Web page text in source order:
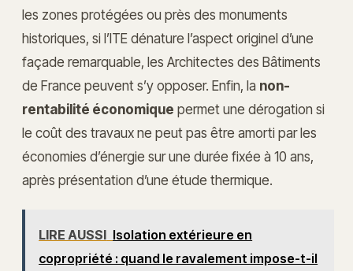
les zones protégées ou près des monuments
historiques, si l’ITE dénature l’aspect originel d’une
façade remarquable, les Architectes des Bâtiments
de France peuvent s’y opposer. Enfin, la non-
rentabilité économique permet une dérogation si
le coût des travaux ne peut pas être amorti par les
économies d’énergie sur une durée fixée à 10 ans,
après présentation d’une étude thermique.
LIRE AUSSI Isolation extérieure en
copropriété : quand le ravalement impose-t-il